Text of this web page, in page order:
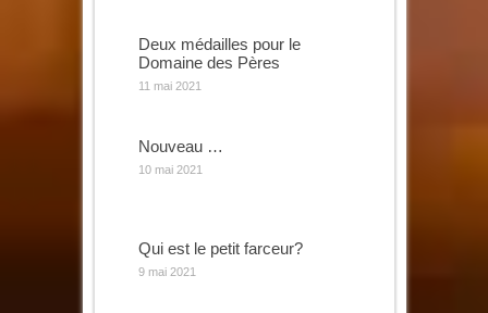
Deux médailles pour le
Domaine des Pères
11 mai 2021
Nouveau …
10 mai 2021
Qui est le petit farceur?
9 mai 2021